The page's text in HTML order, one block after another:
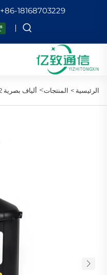
+86-18168703229
الرئيسية > المنتجات> ألياف بصرية G657A2